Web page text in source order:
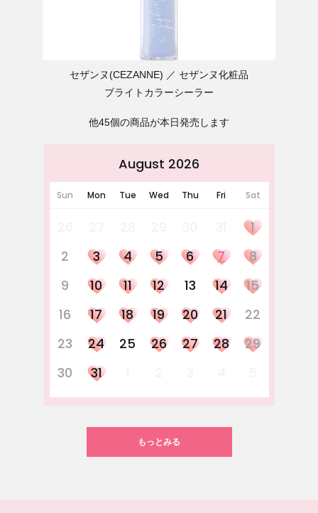
セザンヌ(CEZANNE)
セザンヌ化粧品
ブライトカラーシーラー
他45個の商品が本日発売します
August 2026
Sun Mon Tue Wed Thu Fri Sat
1
2
3 4 5 6 7
8
9
10 11 12 13 14
15
16
17 18 19 20 21
22
23
24 25 26 27 28
29
30
31
もっとみる